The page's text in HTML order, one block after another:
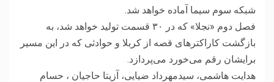
شبکه سوم سیما آماده خواهد شد.
فصل دوم «نجلا» که در ۳۰ قسمت تولید خواهد شد، به
بازگشت کاراکترهای قصه از کربلا و حوادثی که در این مسیر
برایشان رقم می‌خورد می‌پردازد.
هدایت هاشمی، سیدمهرداد ضیایی، آزیتا حاجیان ، حسام